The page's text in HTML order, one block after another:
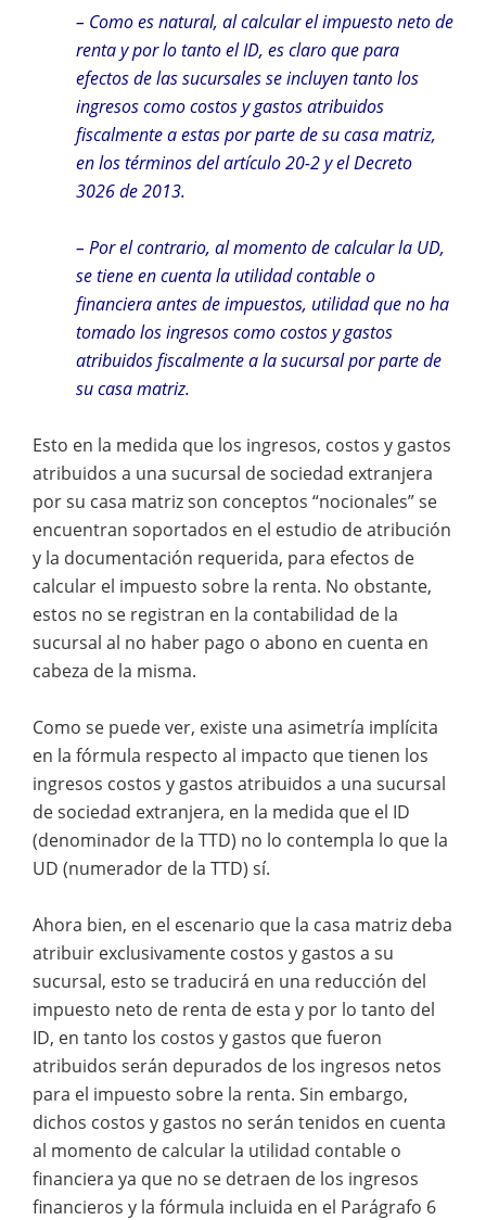
– Como es natural, al calcular el impuesto neto de
renta y por lo tanto el ID, es claro que para
efectos de las sucursales se incluyen tanto los
ingresos como costos y gastos atribuidos
fiscalmente a estas por parte de su casa matriz,
en los términos del artículo 20-2 y el Decreto
3026 de 2013.
– Por el contrario, al momento de calcular la UD,
se tiene en cuenta la utilidad contable o
financiera antes de impuestos, utilidad que no ha
tomado los ingresos como costos y gastos
atribuidos fiscalmente a la sucursal por parte de
su casa matriz.
Esto en la medida que los ingresos, costos y gastos
atribuidos a una sucursal de sociedad extranjera
por su casa matriz son conceptos “nocionales” se
encuentran soportados en el estudio de atribución
y la documentación requerida, para efectos de
calcular el impuesto sobre la renta. No obstante,
estos no se registran en la contabilidad de la
sucursal al no haber pago o abono en cuenta en
cabeza de la misma.
Como se puede ver, existe una asimetría implícita
en la fórmula respecto al impacto que tienen los
ingresos costos y gastos atribuidos a una sucursal
de sociedad extranjera, en la medida que el ID
(denominador de la TTD) no lo contempla lo que la
UD (numerador de la TTD) sí.
Ahora bien, en el escenario que la casa matriz deba
atribuir exclusivamente costos y gastos a su
sucursal, esto se traducirá en una reducción del
impuesto neto de renta de esta y por lo tanto del
ID, en tanto los costos y gastos que fueron
atribuidos serán depurados de los ingresos netos
para el impuesto sobre la renta. Sin embargo,
dichos costos y gastos no serán tenidos en cuenta
al momento de calcular la utilidad contable o
financiera ya que no se detraen de los ingresos
financieros y la fórmula incluida en el Parágrafo 6